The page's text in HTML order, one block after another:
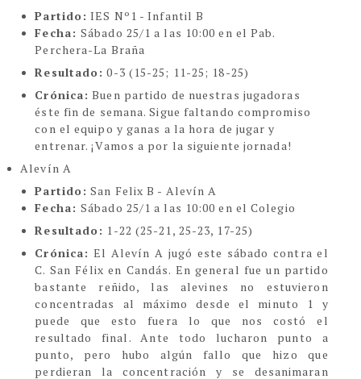
Partido: IES Nº1 - Infantil B
Fecha:Sábado 25/1 a las 10:00 en el Pab.
Perchera-La Braña
Resultado: 0-3 (15-25; 11-25; 18-25)
Crónica: Buen partido de nuestras jugadoras
éste fin de semana. Sigue faltando compromiso
con el equipo y ganas a la hora de jugar y
entrenar. ¡Vamos a por la siguiente jornada!
Alevín A
Partido: San Felix B - Alevín A
Fecha:Sábado 25/1 a las 10:00 en el Colegio
Resultado: 1-22 (25-21, 25-23, 17-25)
Crónica: El Alevín A jugó este sábado contra el
C. San Félix en Candás. En general fue un partido
bastante reñido, las alevines no estuvieron
concentradas al máximo desde el minuto 1 y
puede que esto fuera lo que nos costó el
resultado final. Ante todo lucharon punto a
punto, pero hubo algún fallo que hizo que
perdieran la concentración y se desanimaran